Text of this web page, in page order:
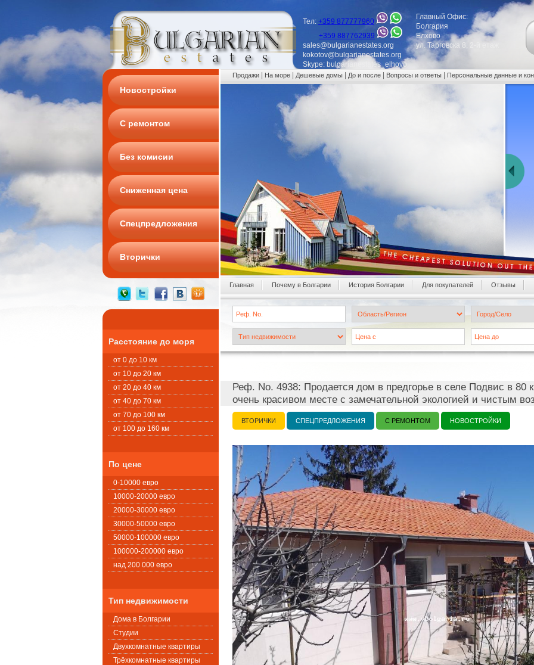
Тел: +359 877777960
+359 887762939
sales@bulgarianestates.org
kokotov@bulgarianestates.org
Skype: bulgarianestates_elhovo
Главный Офис:
Болгария
Елхово
ул. Тарговска 8, 2-й етаж
Новостройки
С ремонтом
Без комисии
Сниженная цена
Спецпредложения
Вторички
Расстояние до моря
от 0 до 10 км
от 10 до 20 км
от 20 до 40 км
от 40 до 70 км
от 70 до 100 км
от 100 до 160 км
По цене
0-10000 евро
10000-20000 евро
20000-30000 евро
30000-50000 евро
50000-100000 евро
100000-200000 евро
над 200 000 евро
Тип недвижимости
Дома в Болгарии
Студии
Двухкомнатные квартиры
Трёхкомнатные квартиры
Продажи На море Дешевые домы До и после Вопросы и ответы Персональные данные и
Главная Почему в Болгарии История Болгарии Для покупателей Oтзывы
Реф. No. 4938: Продается дом в предгорье в селе Подвис в 80
очень красивом месте с замечательной экологией и чистым
ВТОРИЧКИ СПЕЦПРЕДЛОЖЕНИЯ С РЕМОНТОМ НОВОСТРОЙКИ